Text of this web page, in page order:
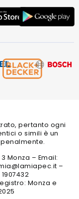
pertanto ogni
o simili è un
Monza – Email:
–
1907432
Monza e